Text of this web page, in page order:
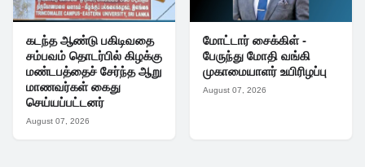
கடந்த ஆண்டு பகிடிவதை
சம்பவம் தொடர்பில் கிழக்கு
மண்டபத்தைச் சேர்ந்த ஆறு
மாணவர்கள் கைது
செய்யப்பட்டனர்
August 07, 2026
மோட்டார் சைக்கிள் -
பேருந்து மோதி வங்கி
முகாமையாளர் உயிரிழப்பு
August 07, 2026